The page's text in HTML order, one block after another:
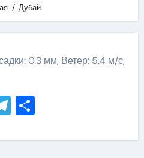
Дубай
0.3 мм, Ветер: 5.4 м/с,
Telegram
Отправить